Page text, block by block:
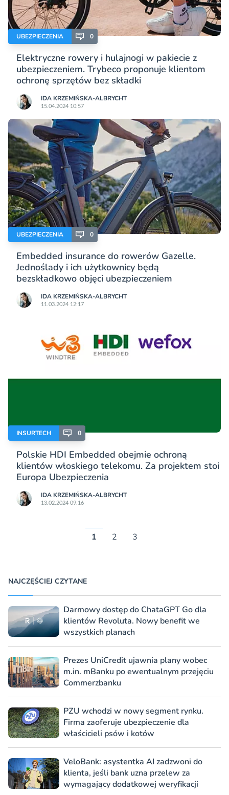
UBEZPIECZENIA 0
Elektryczne rowery i hulajnogi w pakiecie z
ubezpieczeniem. Trybeco proponuje klientom
ochronę sprzętów bez składki
IDA KRZEMIŃSKA-ALBRYCHT
15.04.2024 10:57
UBEZPIECZENIA 0
Embedded insurance do rowerów Gazelle.
Jednoślady i ich użytkownicy będą
bezskładkowo objęci ubezpieczeniem
IDA KRZEMIŃSKA-ALBRYCHT
11.03.2024 12:17
INSURTECH 0
Polskie HDI Embedded obejmie ochroną
klientów włoskiego telekomu. Za projektem stoi
Europa Ubezpieczenia
IDA KRZEMIŃSKA-ALBRYCHT
13.02.2024 09:16
1 2 3
NAJCZĘŚCIEJ CZYTANE
Darmowy dostęp do ChataGPT Go dla
klientów Revoluta. Nowy benefit we
wszystkich planach
Prezes UniCredit ujawnia plany wobec
m.in. mBanku po ewentualnym przejęciu
Commerzbanku
PZU wchodzi w nowy segment rynku.
Firma zaoferuje ubezpieczenie dla
właścicieli psów i kotów
VeloBank: asystentka AI zadzwoni do
klienta, jeśli bank uzna przelew za
wymagający dodatkowej weryfikacji